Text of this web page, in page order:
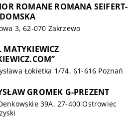
ROMANE ROMANA SEIFERT-
3, 62-070 Zakrzewo
MATYKIEWICZ
Łokietka 1/74, 61-616 Poznań
GROMEK G-PREZENT
39A, 27-400 Ostrowiec